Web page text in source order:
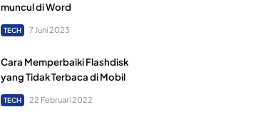
muncul di Word
TECH 7 Juni 2023
Cara Memperbaiki Flashdisk
yang Tidak Terbaca di Mobil
TECH 22 Februari 2022